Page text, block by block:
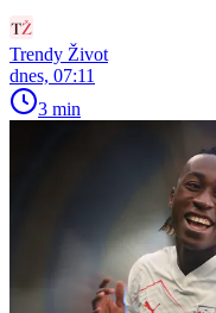
Trendy Život
dnes, 07:11
3 min